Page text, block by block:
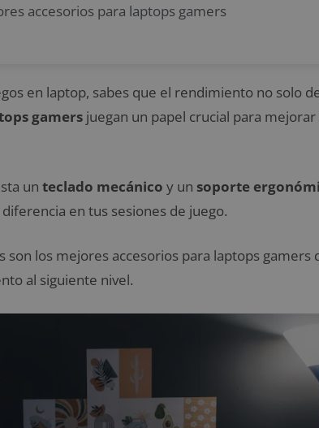
accesorios para laptops gamers
en laptop, sabes que el rendimiento no solo
gamers juegan un papel crucial para
un teclado mecánico y un soporte
en tus sesiones de juego.
son los mejores accesorios para laptops gamers
al siguiente nivel.